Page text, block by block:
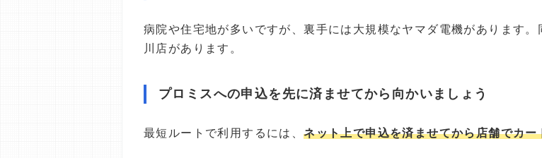
病院や住宅地が多いですが、裏手には大規模なヤマダ電機があります
川店があります。
プロミスへの申込を先に済ませてから向かいましょう
最短ルートで利用するには、ネット上で申込を済ませてから店舗でカ